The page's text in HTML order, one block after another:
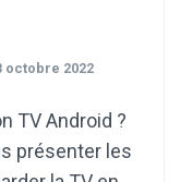
octobre 2022
TV Android ?
présenter les